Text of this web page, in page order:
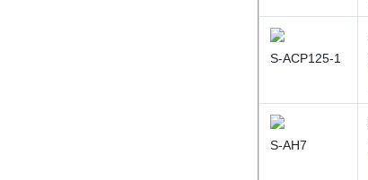
S-ACP125-1
S-AH7